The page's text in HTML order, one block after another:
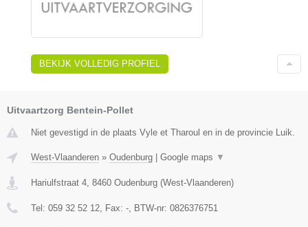
BEKIJK VOLLEDIG PROFIEL
Uitvaartzorg Bentein-Pollet
Niet gevestigd in de plaats Vyle et Tharoul en in de provincie Luik.
West-Vlaanderen » Oudenburg | Google maps ▼
Hariulfstraat 4 8460 Oudenburg (West-Vlaanderen)
Tel: 059 32 52 12 , Fax: - , BTW-nr: 0826376751